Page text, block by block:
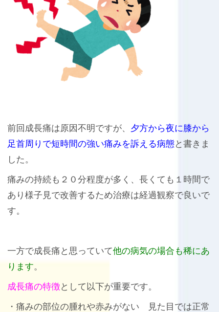
前回成長痛は原因不明ですが、 夕方から夜に膝から
足首周りで短時間の強い痛みを訴える病態と書きま
した。
痛みの持続も２０分程度が多く、長くても１時間で
あり様子見で改善するため治療は経過観察で良いで
す。
一方で成長痛と思っていて他の病気の場合も稀にあ
ります。
成長痛の特徴として以下が重要です。
・痛みの部位の腫れや赤みがない 見た目では正常